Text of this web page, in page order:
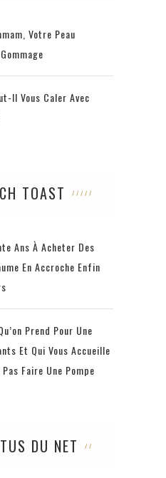
Votre Peau
Il Vous Caler Avec
TOAST
Ans À Acheter Des
En Accroche Enfin
Prend Pour Une
Et Qui Vous Accueille
Faire Une Pompe
DU NET